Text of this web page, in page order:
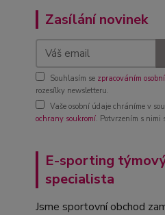
Zasílání novinek
Souhlasím se zpracováním
rozesílky newsletteru.
Vaše osobní údaje chráníme v
ochrany soukromí. Potvrzením s nimi
E-sporting
specialista
Jsme sportovní obchod